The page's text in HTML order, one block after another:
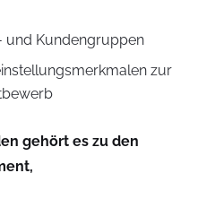
und Kundengruppen
zur
gehört es zu den